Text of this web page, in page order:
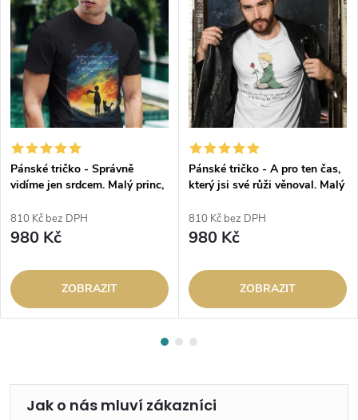
Pánské tričko - Správně
vidíme jen srdcem. Malý princ,
810 Kč bez DPH
980 Kč
ZOBRAZIT
Pánské tričko - A pro ten čas,
který jsi své růži věnoval. Malý
810 Kč bez DPH
980 Kč
ZOBRAZIT